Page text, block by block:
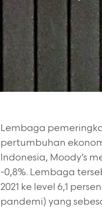
Lembaga
pertumbuhan
Indonesia, Moody’s
-0,8%. Lembaga
2021 ke level 6,1
pandemi) yang